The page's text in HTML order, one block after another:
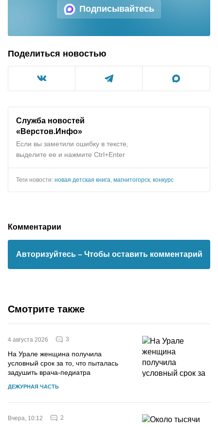
Подписывайтесь
Поделиться новостью
Служба новостей
«Верстов.Инфо»
Если вы заметили ошибку в тексте,
выделите ее и нажмите Ctrl+Enter
Теги новости: новая детская книга магнитогорск конкурс
Комментарии
Авторизуйтесь – Чтобы оставить комментарий
Смотрите также
4 августа 2026 3
На Урале женщина получила
условный срок за то, что пыталась
задушить врача-педиатра
ДЕЖУРНАЯ ЧАСТЬ
Вчера, 10:12 2